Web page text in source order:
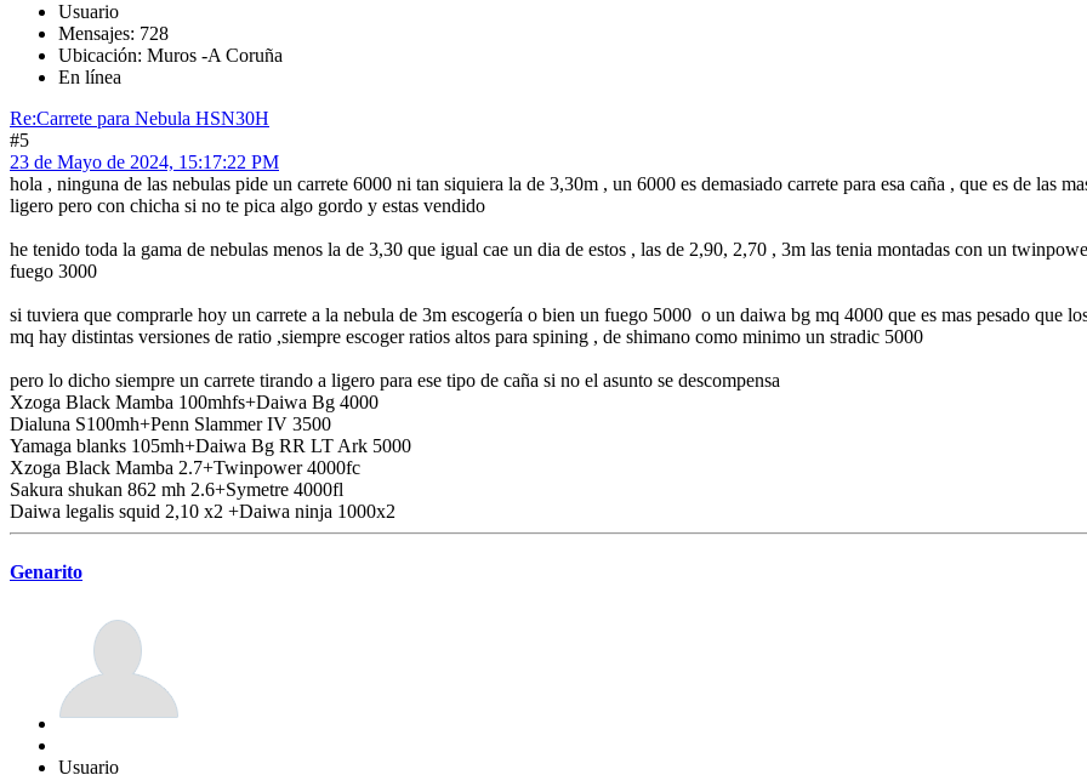
Usuario
Mensajes: 728
Ubicación: Muros -A Coruña
En línea
Re:Carrete para Nebula HSN30H
#5
23 de Mayo de 2024, 15:17:22 PM
hola , ninguna de las nebulas pide un carrete 6000 ni tan siquiera la de 3,30m , un 6000 es demasiado carrete para esa caña , que es de las
ligero pero con chicha si no te pica algo gordo y estas vendido
he tenido toda la gama de nebulas menos la de 3,30 que igual cae un dia de estos , las de 2,90, 2,70 , 3m las tenia montadas con un
fuego 3000
si tuviera que comprarle hoy un carrete a la nebula de 3m escogería o bien un fuego 5000 o un daiwa bg mq 4000 que es mas pesado que
mq hay distintas versiones de ratio ,siempre escoger ratios altos para spining , de shimano como minimo un stradic 5000
pero lo dicho siempre un carrete tirando a ligero para ese tipo de caña si no el asunto se descompensa
Xzoga Black Mamba 100mhfs+Daiwa Bg 4000
Dialuna S100mh+Penn Slammer IV 3500
Yamaga blanks 105mh+Daiwa Bg RR LT Ark 5000
Xzoga Black Mamba 2.7+Twinpower 4000fc
Sakura shukan 862 mh 2.6+Symetre 4000fl
Daiwa legalis squid 2,10 x2 +Daiwa ninja 1000x2
Genarito
Usuario